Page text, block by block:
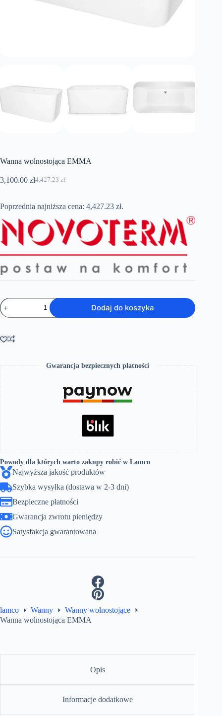
Wanna wolnostojąca EMMA
4,427.23zł
Pierwotna
4,427.23 zł.
3,100.00 złAktualna
3,100.00 zł.
Poprzednia najniższa cena: 4,427.23 zł.
ilość
Wanna
wolnostojąca
Dodaj do koszyka
Gwarancja bezpiecznych płatności
Powody dla których warto zakupy robić w Lamco
Najwyższa jakość produktów
Szybka wysyłka (dostawa w 2-3 dni)
Bezpieczne płatności
Gwarancja zwrotu pieniędzy
Satysfakcja gwarantowana
lamco Wanny
Wanny wolnostojące
Wanna wolnostojąca EMMA
Opis
Informacje dodatkowe